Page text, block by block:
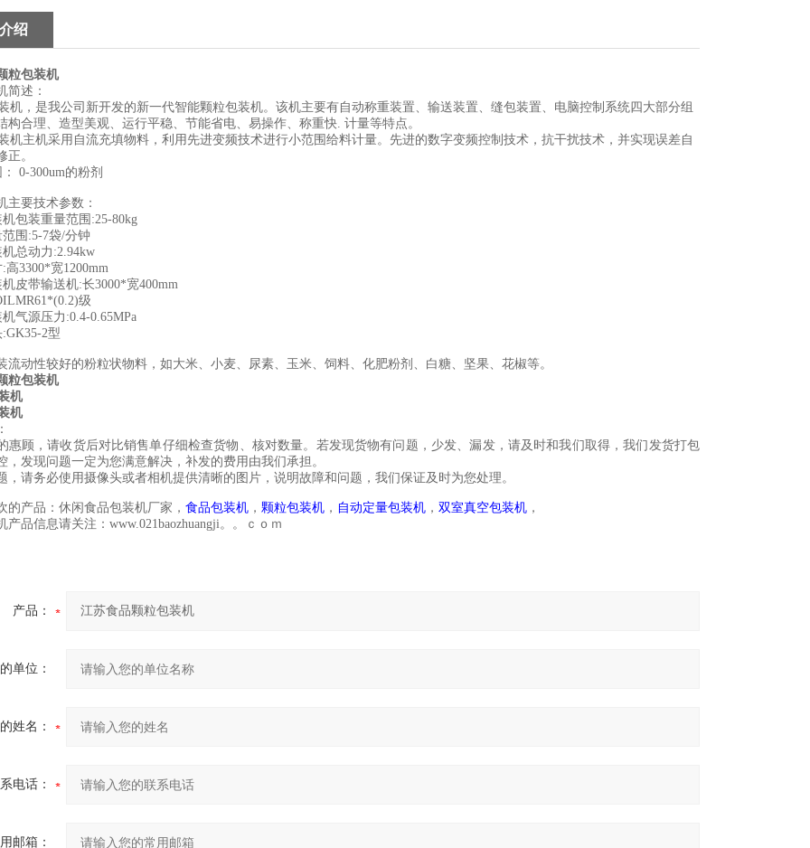
绍
粒包装机
简述：
，是我公司新开发的新一代智能颗粒包装机。该机主要有自动称重装置、输送装置、缝包装置、电脑控制系统四大部分组
构合理、造型美观、运行平稳、节能省电、易操作、称重快. 计量等特点。
主机采用自流充填物料，利用先进变频技术进行小范围给料计量。先进的数字变频控制技术，抗干扰技术，并实现误差自
正。
： 0-300um的粉剂
主要技术参数：
包装重量范围:25-80kg
围:5-7袋/分钟
总动力:2.94kw
高3300*宽1200mm
皮带输送机:长3000*宽400mm
级
气源压力:0.4-0.65MPa
2型
流动性较好的粉粒状物料，如大米、小麦、尿素、玉米、饲料、化肥粉剂、白糖、坚果、花椒等。
粒包装机
惠顾，请收货后对比销售单仔细检查货物、核对数量。若发现货物有问题，少发、漏发，请及时和我们取得，我们发货打包
，发现问题一定为您满意解决，补发的费用由我们承担。
，请务必使用摄像头或者相机提供清晰的图片，说明故障和问题，我们保证及时为您处理。
的产品：休闲食品包装机厂家， 食品包装机 ， 颗粒包装机 ， 自动定量包装机 ， 双室真空包装机 ，
产品信息请关注：www.021baozhuangji。。ｃｏｍ
产品：
单位：
姓名：
电话：
邮箱：